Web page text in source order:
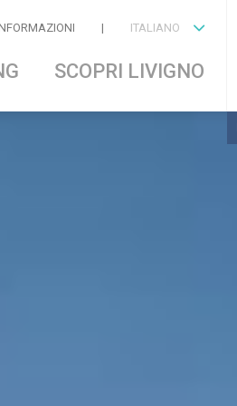
| ITALIANO
SCOPRI LIVIGNO